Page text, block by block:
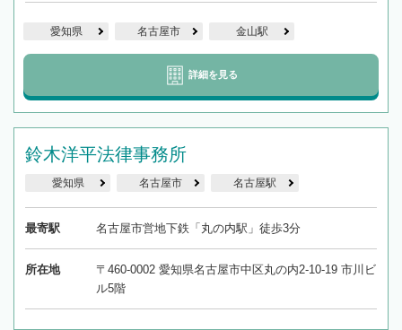
愛知県 名古屋市 金山駅
詳細を見る
鈴木洋平法律事務所
愛知県 名古屋市 名古屋駅
最寄駅 名古屋市営地下鉄「丸の内駅」徒歩3分
所在地
〒460-0002 愛知県名古屋市中区丸の内2-10-19 市川ビ
ル5階